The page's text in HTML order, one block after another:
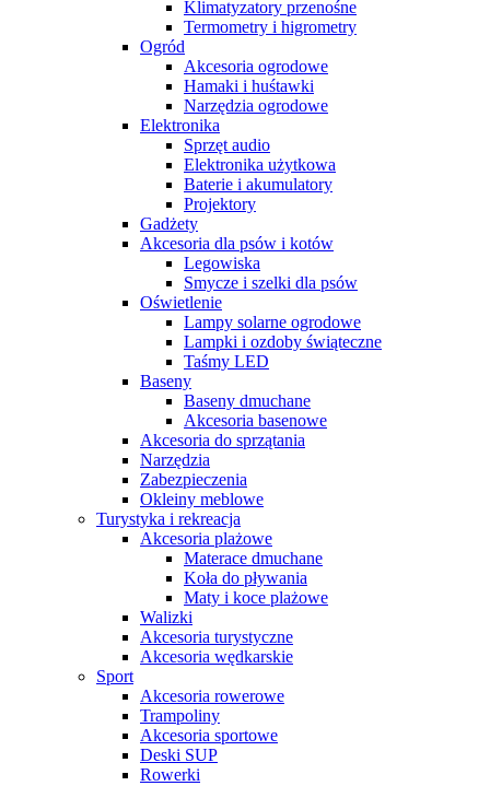
Klimatyzatory przenośne
Termometry i higrometry
Ogród
Akcesoria ogrodowe
Hamaki i huśtawki
Narzędzia ogrodowe
Elektronika
Sprzęt audio
Elektronika użytkowa
Baterie i akumulatory
Projektory
Gadżety
Akcesoria dla psów i kotów
Legowiska
Smycze i szelki dla psów
Oświetlenie
Lampy solarne ogrodowe
Lampki i ozdoby świąteczne
Taśmy LED
Baseny
Baseny dmuchane
Akcesoria basenowe
Akcesoria do sprzątania
Narzędzia
Zabezpieczenia
Okleiny meblowe
Turystyka i rekreacja
Akcesoria plażowe
Materace dmuchane
Koła do pływania
Maty i koce plażowe
Walizki
Akcesoria turystyczne
Akcesoria wędkarskie
Sport
Akcesoria rowerowe
Trampoliny
Akcesoria sportowe
Deski SUP
Rowerki